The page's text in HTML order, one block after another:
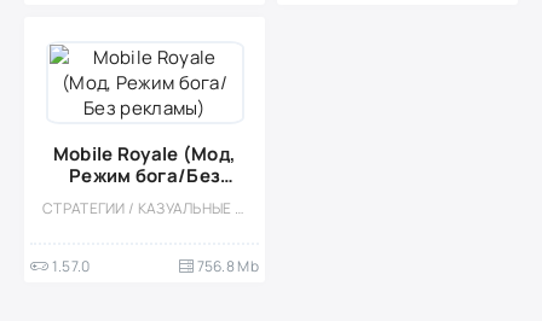
Mobile Royale (Мод,
Режим бога/Без
рекламы)
СТРАТЕГИИ / КАЗУАЛЬНЫЕ / МНОГОПОЛЬЗОВАТЕЛЬСКАЯ / СОРЕВНОВАТЕЛЬНАЯ / ОДНОПОЛЬЗОВАТЕЛЬСКИЕ / СТИЛИЗАЦИЯ / ОНЛАЙН / ФЭНТЕЗИ / 3D / МОД / ВСТРОЕННЫЙ КЕШ / РОЛЕВЫЕ
1.57.0 756.8 Mb